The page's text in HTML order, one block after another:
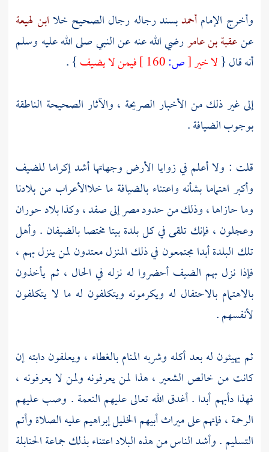
وأخرج الإمامأحمدبسند رجاله رجال الصحيح خلا ابن لهيعة
عنعقبة بن عامررضي الله عنه عن النبي صلى الله عليه وسلم
أنه قال {لا خير[ص: فيمن لا يضيف} .
إلى غير ذلك من الأخبار الصريحة ، والآثار الصحيحة الناطقة
بوجوب الضيافة .
قلت : ولا أعلم في زوايا الأرض وجهاتها أشد إكراما للضيف
وأكبر اهتماما بشأنه واعتناء بالضيافة ما خلاالأعرابمن بلادنا
وما حازاها ، وذلك من حدودمصرإلىصفد، وكذابلاد حوران
وعجلون ، فإنك تلقى في كل بلدة بيتا مختصا بالضيفان . وأهل
تلك البلدة أبدا مجتمعون في ذلك المنزل معتدون لمن ينزل بهم ،
فإذا نزل بهم الضيف أحضروا له نزله في الحال ، ثم يأخذون
بالاهتمام بالاحتفال له ويكرمونه ويتكلفون له ما لا يتكلفون
لأنفسهم .
ثم يهيئون له بعد أكله وشربه المنام بالغطاء ، ويعلفون دابته إن
كانت من خالص الشعير ، هذا لمن يعرفونه ولمن لا يعرفونه ،
فهذا دأبهم أبدا . أغدق الله تعالى عليهم النعمة . وصب عليهم
الرحمة ، فإنهم على ميراث أبيهم الخليلإبراهيمعليه الصلاة وأتم
التسليم . وأشد الناس من هذه البلاد اعتناء بذلك جماعة الحنابلة